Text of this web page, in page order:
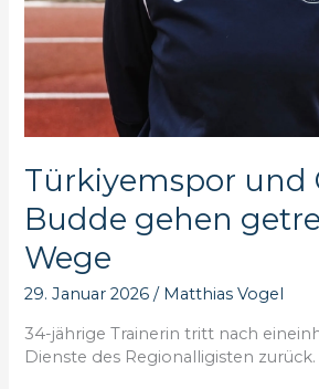
Türkiyemspor und
Budde gehen
Wege
29. Januar 2026/ Matthias Vogel
34-jährige Trainerin tritt nach
Dienste des Regionalligisten zurück.